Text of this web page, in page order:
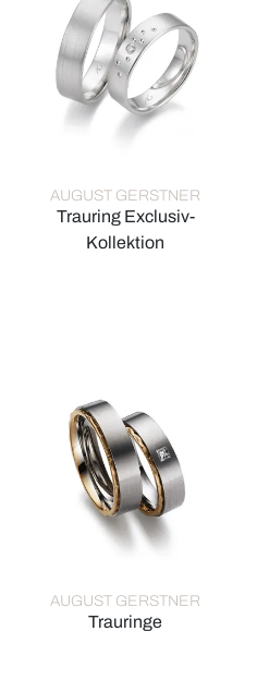
AUGUST GERSTNER
Trauring Exclusiv-
Kollektion
AUGUST GERSTNER
Trauringe